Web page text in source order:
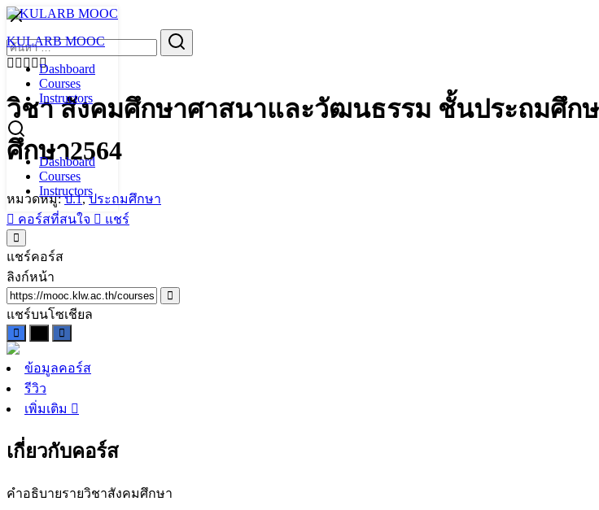
Skip
content
KULARB MOOC
Dashboard
Courses
Instructors
Dashboard
Courses
Instructors
Search
for:
วิชา สังคมศึกษาศาสนาและวัฒนธรรม ชั้นประถมศึกษ
ศึกษา2564
หมวดหมู่:ป.1,ประถมศึกษา
คอร์สที่สนใจ
แชร์
แชร์คอร์ส
ลิงก์หน้า
แชร์บนโซเชียล
ข้อมูลคอร์ส
รีวิว
เพิ่มเติม
เกี่ยวกับคอร์ส
คำอธิบายรายวิชาสังคมศึกษา